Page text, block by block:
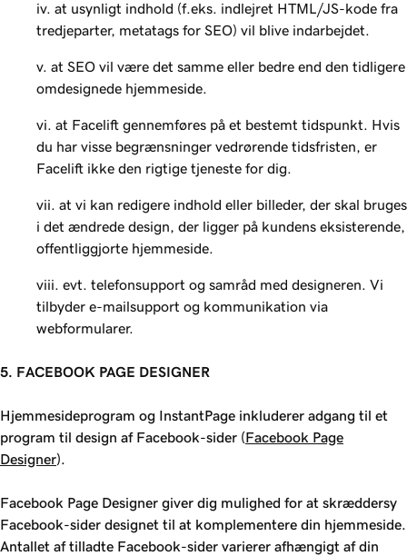
iv. at usynligt indhold (f.eks. indlejret HTML/JS-kode fra
tredjeparter, metatags for SEO) vil blive indarbejdet.
v. at SEO vil være det samme eller bedre end den tidligere
omdesignede hjemmeside.
vi. at Facelift gennemføres på et bestemt tidspunkt. Hvis
du har visse begrænsninger vedrørende tidsfristen, er
Facelift ikke den rigtige tjeneste for dig.
vii. at vi kan redigere indhold eller billeder, der skal bruges
i det ændrede design, der ligger på kundens eksisterende,
offentliggjorte hjemmeside.
viii. evt. telefonsupport og samråd med designeren. Vi
tilbyder e-mailsupport og kommunikation via
webformularer.
5. FACEBOOK PAGE DESIGNER
Hjemmesideprogram og InstantPage inkluderer adgang til et
program til design af Facebook-sider (Facebook Page
Designer).
Facebook Page Designer giver dig mulighed for at skræddersy
Facebook-sider designet til at komplementere din hjemmeside.
Antallet af tilladte Facebook-sider varierer afhængigt af din